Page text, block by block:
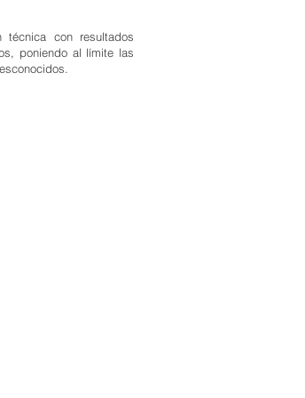
técnica con resultados
poniendo al límite las